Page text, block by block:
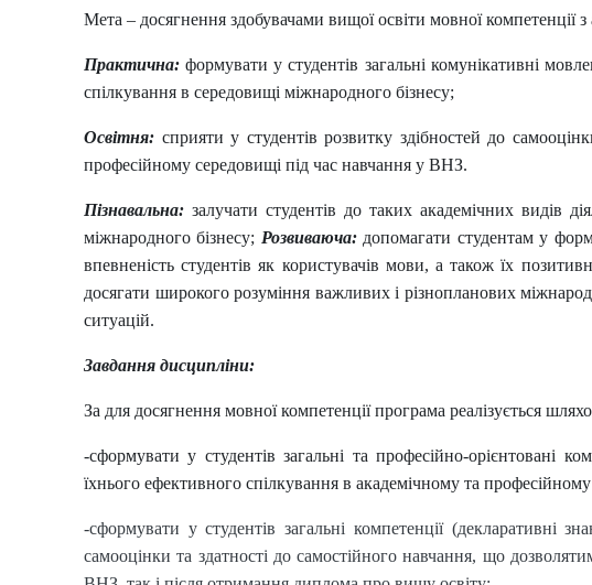
Мета – досягнення здобувачами вищої освіти мовної компетенції
Практична:формувати у студентів загальні комунікативні
спілкування в середовищі міжнародного бізнесу;
Освітня: сприяти у студентів розвитку здібностей до
професійному середовищі під час навчання у ВНЗ.
Пізнавальна: залучати студентів до таких академічних видів
міжнародного бізнесу; Розвиваюча: допомагати студентам у
впевненість студентів як користувачів мови, а також їх
досягати широкого розуміння важливих і різнопланових
ситуацій.
Завдання дисципліни:
За для досягнення мовної компетенції програма реалізується
-сформувати у студентів загальні та професійно-орієнтовані
їхнього ефективного спілкування в академічному та
-сформувати у студентів загальні компетенції (декларативні
самооцінки та здатності до самостійного навчання, що